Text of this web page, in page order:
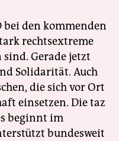
bei den kommenden
rechtsextreme
Gerade jetzt
Solidarität. Auch
die sich vor Ort
einsetzen. Die taz
beginnt im
bundesweit